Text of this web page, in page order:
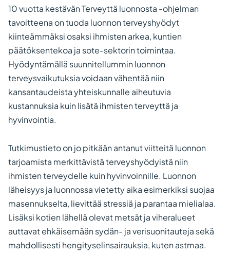
10 vuotta kestävän Terveyttä luonnosta -ohjelman
tavoitteena on tuoda luonnon terveyshyödyt
kiinteämmäksi osaksi ihmisten arkea, kuntien
päätöksentekoa ja sote-sektorin toimintaa.
Hyödyntämällä suunnitellummin luonnon
terveysvaikutuksia voidaan vähentää niin
kansantaudeista yhteiskunnalle aiheutuvia
kustannuksia kuin lisätä ihmisten terveyttä ja
hyvinvointia.
Tutkimustieto on jo pitkään antanut viitteitä luonnon
tarjoamista merkittävistä terveyshyödyistä niin
ihmisten terveydelle kuin hyvinvoinnille. Luonnon
läheisyys ja luonnossa vietetty aika esimerkiksi suojaa
masennukselta, lievittää stressiä ja parantaa mielialaa.
Lisäksi kotien lähellä olevat metsät ja viheralueet
auttavat ehkäisemään sydän- ja verisuonitauteja sekä
mahdollisesti hengityselinsairauksia, kuten astmaa.